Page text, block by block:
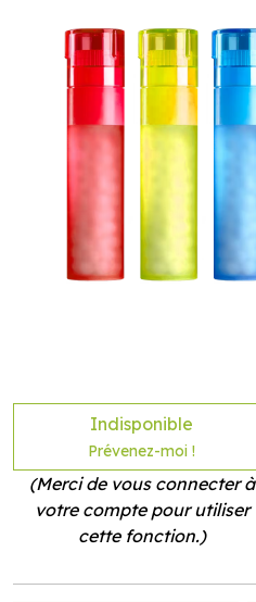
Indisponible
Prévenez-moi !
(Merci de vous connecter à
votre compte pour utiliser
cette fonction.)